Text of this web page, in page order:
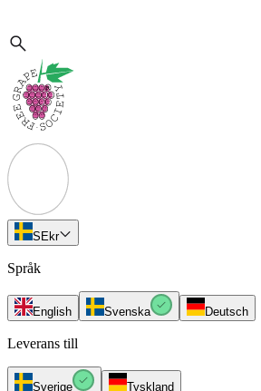
SEkr
Språk
English Svenska Deutsch
Leverans till
Sverige Tyskland